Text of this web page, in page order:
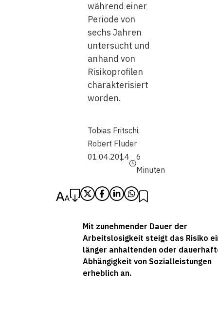
­während einer
Periode von
sechs Jahren
untersucht und
anhand von
Risikoprofilen
charakterisiert
worden.
Tobias Fritschi,
Robert Fluder
01.04.2014
6
Minuten
Mit zunehmender Dauer der
Arbeitslosigkeit steigt das Risiko
länger anhaltenden oder
Abhängigkeit von Sozialleistungen
erheblich an.